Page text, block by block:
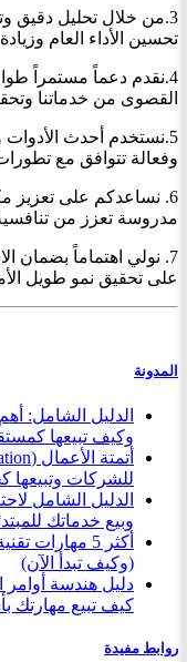
3.من خلال تحليل دقيق
تحسين الأداء العام
4.نقدم دعماً مستمراً
القصوى من خدماتنا
5.نستخدم أحدث الأدوات
وفعالة تتوافق مع
6. نساعدكم على تعزيز
مدروسة تعزز من
7. نولي اهتماماً بضمان الاستدامة في جميع
على تحقيق نمو طويل
المدونة
وكيف تبيعها
للشركات
وبيع خدماتك
(وكيف تبدأ الآن)
كيف تبيع مهارتك
روابط مفيدة